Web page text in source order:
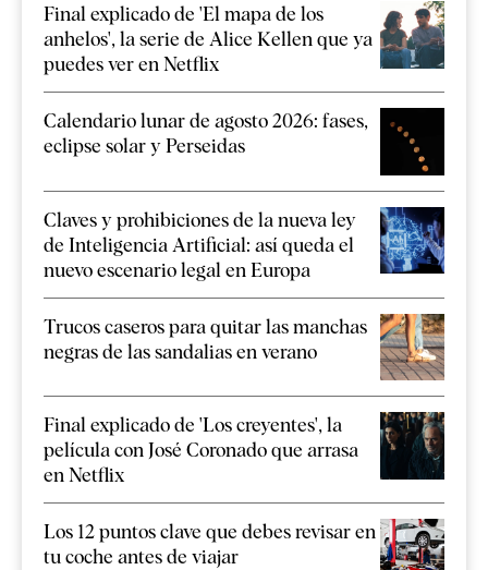
Final explicado de 'El mapa de los
anhelos', la serie de Alice Kellen que ya
puedes ver en Netflix
Calendario lunar de agosto 2026: fases,
eclipse solar y Perseidas
Claves y prohibiciones de la nueva ley
de Inteligencia Artificial: así queda el
nuevo escenario legal en Europa
Trucos caseros para quitar las manchas
negras de las sandalias en verano
Final explicado de 'Los creyentes', la
película con José Coronado que arrasa
en Netflix
Los 12 puntos clave que debes revisar en
tu coche antes de viajar